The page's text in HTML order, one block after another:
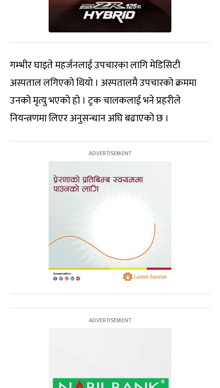
गम्भीर घाइते महर्जनलाई उपचारका लागि मेडिसिटी
अस्पताल लगिएको थियो । अस्पतालमै उपचारको क्रममा
उनको मृत्यु भएको हो । ट्रक चालकलाई भने प्रहरीले
नियन्त्रणमा लिएर अनुसन्धान अघि बढाएको छ ।